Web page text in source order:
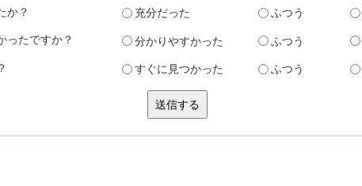
か？ 充分だった ふつう
ったですか？ 分かりやすかった ふつう
すぐに見つかった ふつう